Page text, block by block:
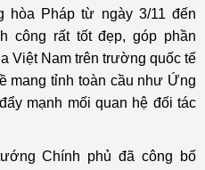
hòa Pháp từ ngày 3/11 đến
công rất tốt đẹp, góp phần
Việt Nam trên trường quốc tế
mang tỉnh toàn cầu như Ứng
mạnh mối quan hệ đối tác
Chính phủ đã công bố